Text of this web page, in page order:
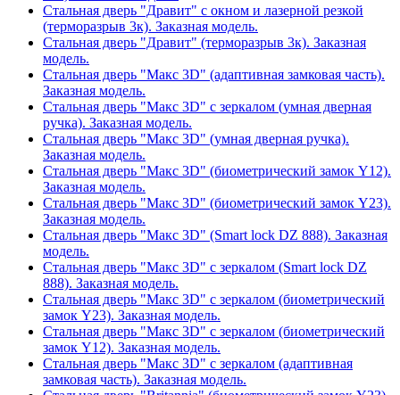
Стальная дверь "Дравит" с окном и лазерной резкой
(терморазрыв 3к). Заказная модель.
Стальная дверь "Дравит" (терморазрыв 3к). Заказная
модель.
Стальная дверь "Макс 3D" (адаптивная замковая часть).
Заказная модель.
Стальная дверь "Макс 3D" с зеркалом (умная дверная
ручка). Заказная модель.
Стальная дверь "Макс 3D" (умная дверная ручка).
Заказная модель.
Стальная дверь "Макс 3D" (биометрический замок Y12).
Заказная модель.
Стальная дверь "Макс 3D" (биометрический замок Y23).
Заказная модель.
Стальная дверь "Макс 3D" (Smart lock DZ 888). Заказная
модель.
Стальная дверь "Макс 3D" с зеркалом (Smart lock DZ
888). Заказная модель.
Стальная дверь "Макс 3D" с зеркалом (биометрический
замок Y23). Заказная модель.
Стальная дверь "Макс 3D" с зеркалом (биометрический
замок Y12). Заказная модель.
Стальная дверь "Макс 3D" с зеркалом (адаптивная
замковая часть). Заказная модель.